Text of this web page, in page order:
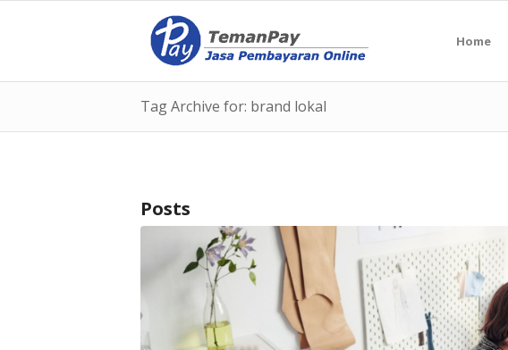
Home
Tag Archive for: brand lokal
Posts